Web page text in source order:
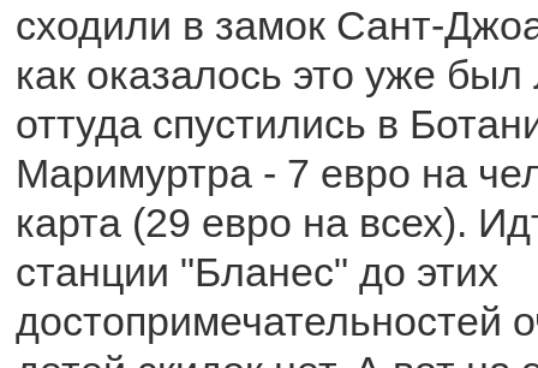
сходили в замок Сант-
как оказалось это уже
оттуда спустились в
Маримуртра - 7 евро на
карта (29 евро на всех).
станции "Бланес" до этих
достопримечательностей